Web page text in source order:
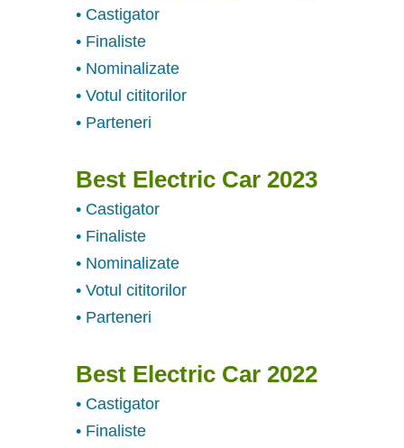
• Castigator
• Finaliste
• Nominalizate
• Votul cititorilor
• Parteneri
Best Electric Car 2023
• Castigator
• Finaliste
• Nominalizate
• Votul cititorilor
• Parteneri
Best Electric Car 2022
• Castigator
• Finaliste